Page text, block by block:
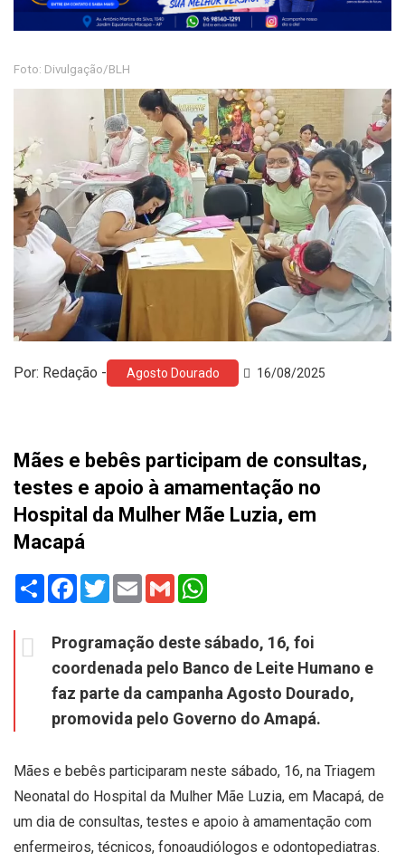
Foto: Divulgação/BLH
Por: Redação - Agosto Dourado 16/08/2025
Mães e bebês participam de consultas,
testes e apoio à amamentação no
Hospital da Mulher Mãe Luzia, em
Macapá
Share Facebook
TwitterEmail Gmail
Programação deste sábado, 16, foi
coordenada pelo Banco de Leite Humano e
faz parte da campanha Agosto Dourado,
promovida pelo Governo do Amapá.
Mães e bebês participaram neste sábado, 16, na Triagem
Neonatal do Hospital da Mulher Mãe Luzia, em Macapá, de
um dia de consultas, testes e apoio à amamentação com
enfermeiros, técnicos, fonoaudiólogos e odontopediatras.